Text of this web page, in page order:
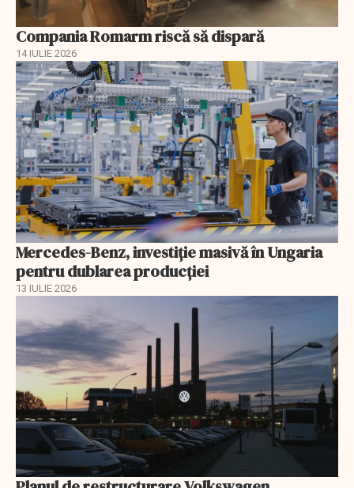
Compania Romarm riscă să dispară
14 IULIE 2026
Mercedes-Benz, investiție masivă în Ungaria
pentru dublarea producției
13 IULIE 2026